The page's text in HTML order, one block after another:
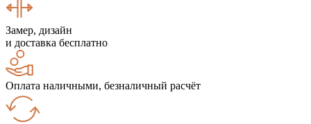
Замер, дизайн
и доставка бесплатно
Оплата наличными, безналичный расчёт